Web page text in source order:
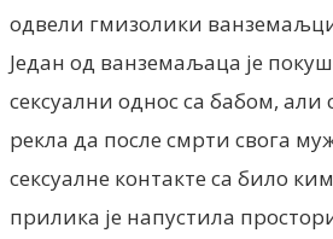
одвели гмизолики
Један од ванземаљаца је
сексуални однос са бабом, али
рекла да после смрти свога
сексуалне контакте са било
прилика је напустила